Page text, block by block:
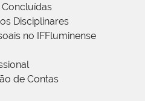
Disciplinares
no IFFluminense
de Contas